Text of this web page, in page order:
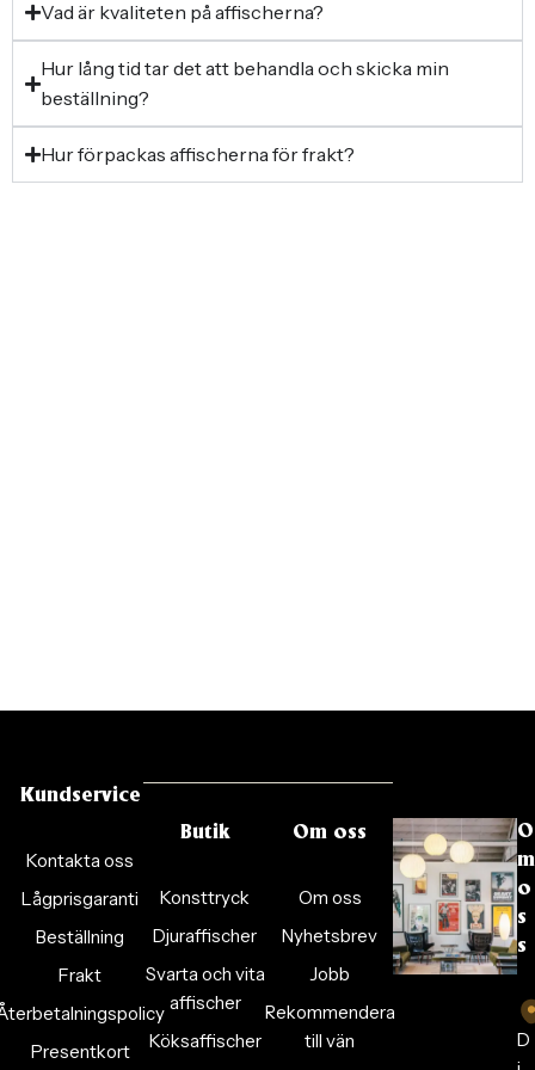
Vad är kvaliteten på affischerna?
Hur lång tid tar det att behandla och skicka min
beställning?
Hur förpackas affischerna för frakt?
Kundservice
Kontakta oss
Lågprisgaranti
Beställning
Frakt
Presentkort
Butik
Konsttryck
Djuraffischer
Svarta och vita
affischer
Köksaffischer
Om oss
Om oss
Nyhetsbrev
Jobb
Rekommendera
till vän
O
m
o
s
s
D